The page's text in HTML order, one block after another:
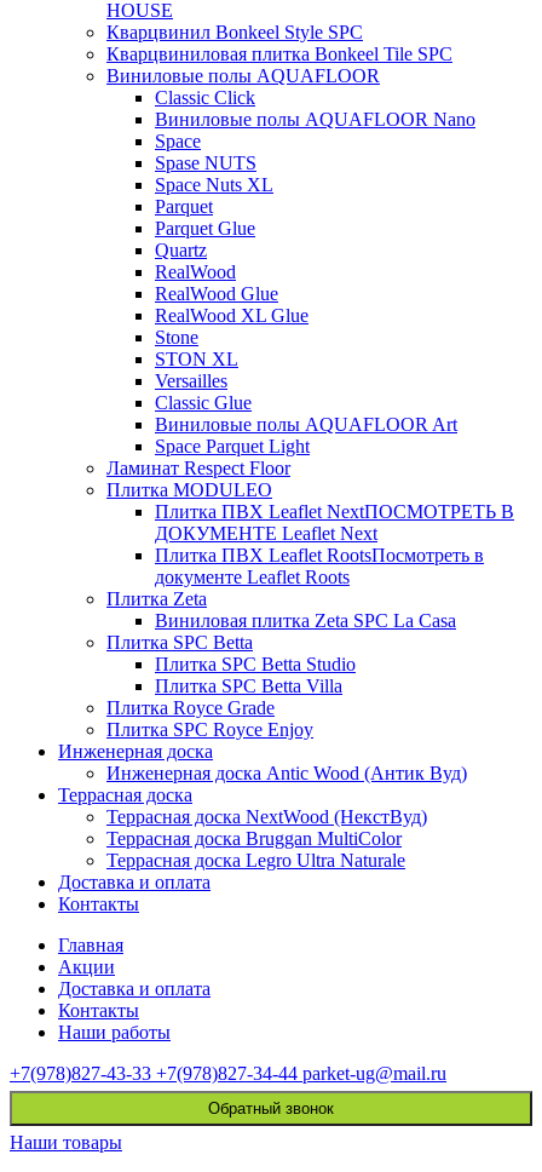
HOUSE
Кварцвинил Bonkeel Style SPC
Кварцвиниловая плитка Bonkeel Tile SPC
Виниловые полы AQUAFLOOR
Classic Click
Виниловые полы AQUAFLOOR Nano
Space
Spase NUTS
Space Nuts XL
Parquet
Parquet Glue
Quartz
RealWood
RealWood Glue
RealWood XL Glue
Stone
STON XL
Versailles
Classic Glue
Виниловые полы AQUAFLOOR Art
Space Parquet Light
Ламинат Respect Floor
Плитка MODULEO
Плитка ПВХ Leaflet NextПОСМОТРЕТЬ В
ДОКУМЕНТЕ Leaflet Next
Плитка ПВХ Leaflet RootsПосмотреть в
документе Leaflet Roots
Плитка Zeta
Виниловая плитка Zeta SPC La Casa
Плитка SPC Betta
Плитка SPC Betta Studio
Плитка SPC Betta Villa
Плитка Royce Grade
Плитка SPC Royce Enjoy
Инженерная доска
Инженерная доска Antic Wood (Антик Вуд)
Террасная доска
Террасная доска NextWood (НекстВуд)
Террасная доска Bruggan MultiColor
Террасная доска Legro Ultra Naturale
Доставка и оплата
Контакты
Главная
Акции
Доставка и оплата
Контакты
Наши работы
+7(978)827-43-33 +7(978)827-34-44 parket-ug@mail.ru
Обратный звонок
Наши товары